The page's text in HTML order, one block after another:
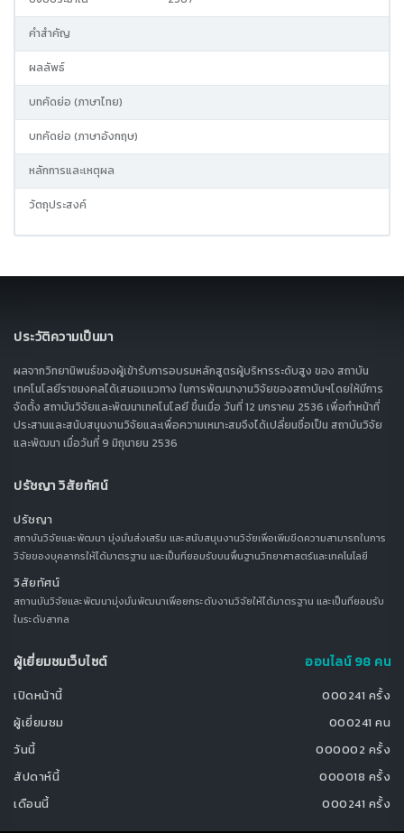
คำสำคัญ
ผลลัพธ์
บทคัดย่อ (ภาษาไทย)
บทคัดย่อ (ภาษาอังกฤษ)
หลักการและเหตุผล
วัตถุประสงค์
ประวัติความเป็นมา
ผลจากวิทยานิพนธ์ของผู้เข้ารับการอบรมหลักสูตรผู้บริหารระดับสูง ของ สถาบัน
เทคโนโลยีราชมงคลได้เสนอแนวทาง ในการพัฒนางานวิจัยของสถาบันฯโดยให้มีการ
จัดตั้ง สถาบันวิจัยและพัฒนาเทคโนโลยี ขึ้นเมื่อ วันที่ 12 มกราคม 2536 เพื่อทำหน้าที่
ประสานและสนับสนุนงานวิจัยและเพื่อความเหมาะสมจึงได้เปลี่ยนชื่อเป็น สถาบันวิจัย
และพัฒนา เมื่อวันที่ 9 มิถุนายน 2536
ปรัชญา วิสัยทัศน์
ปรัชญา
สถาบันวิจัยและพัฒนา มุ่งมั่นส่งเสริม และสนับสนุนงานวิจัยเพื่อเพิ่มขีดความสามารถในการ
วิจัยของบุคลากรให้ได้มาตรฐาน และเป็นที่ยอมรับบนพื้นฐานวิทยาศาสตร์และเทคโนโลยี
วิสัยทัศน์
สถานบันวิจัยและพัฒนามุ่งมั่นพัฒนาเพื่อยกระดับงานวิจัยให้ได้มาตรฐาน และเป็นที่ยอมรับ
ในระดับสากล
ผู้เยี่ยมชมเว็บไซต์ ออนไลน์ 98 คน
เปิดหน้านี้
000241 ครั้ง
ผู้เยี่ยมชม
000241 คน
วันนี้
000002 ครั้ง
สัปดาห์นี้
000018 ครั้ง
เดือนนี้
000241 ครั้ง